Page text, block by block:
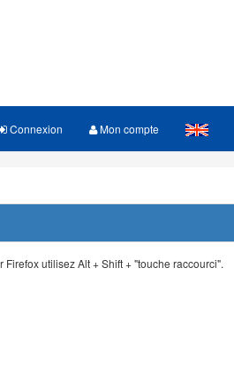
Connexion Mon compte
utilisez Alt + Shift + "touche raccourci".